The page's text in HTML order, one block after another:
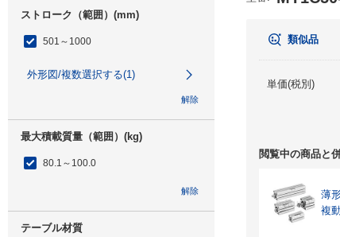
ストローク（範囲）(mm)
501～1000
外形図/複数選択する(1)
解除
最大積載質量（範囲）(kg)
80.1～100.0
解除
テーブル材質
類似品
単価(税別)
閲覧中の商品と
薄
複